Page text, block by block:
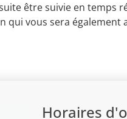
être suivie en temps
qui vous sera
Horaires